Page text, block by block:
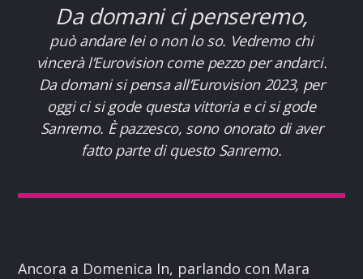
Da domani ci penseremo,
può andare lei o non lo so. Vedremo chi
vincerà l’Eurovision come pezzo per andarci.
Da domani si pensa all’Eurovision 2023, per
oggi ci si gode questa vittoria e ci si gode
Sanremo. È pazzesco, sono onorato di aver
fatto parte di questo Sanremo.
Ancora a Domenica In, parlando con Mara